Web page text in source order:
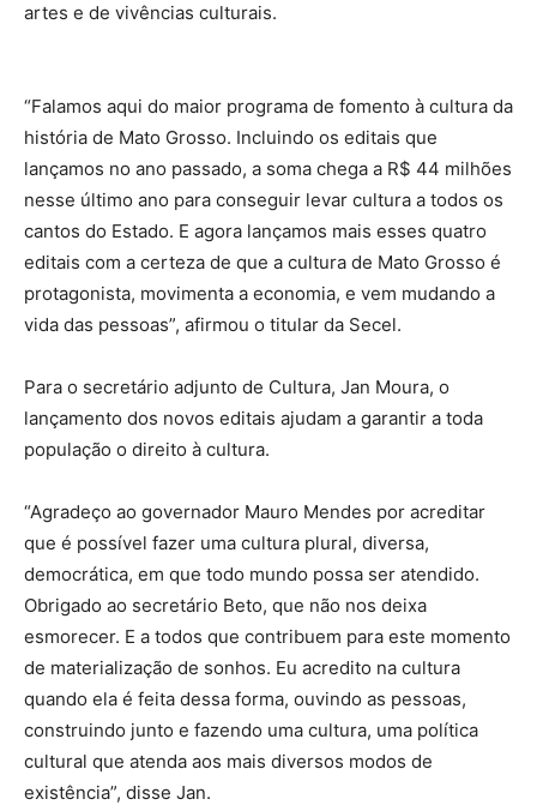
artes e de vivências culturais.
“Falamos aqui do maior programa de fomento à cultura da
história de Mato Grosso. Incluindo os editais que
lançamos no ano passado, a soma chega a R$ 44 milhões
nesse último ano para conseguir levar cultura a todos os
cantos do Estado. E agora lançamos mais esses quatro
editais com a certeza de que a cultura de Mato Grosso é
protagonista, movimenta a economia, e vem mudando a
vida das pessoas”, afirmou o titular da Secel.
Para o secretário adjunto de Cultura, Jan Moura, o
lançamento dos novos editais ajudam a garantir a toda
população o direito à cultura.
“Agradeço ao governador Mauro Mendes por acreditar
que é possível fazer uma cultura plural, diversa,
democrática, em que todo mundo possa ser atendido.
Obrigado ao secretário Beto, que não nos deixa
esmorecer. E a todos que contribuem para este momento
de materialização de sonhos. Eu acredito na cultura
quando ela é feita dessa forma, ouvindo as pessoas,
construindo junto e fazendo uma cultura, uma política
cultural que atenda aos mais diversos modos de
existência”, disse Jan.